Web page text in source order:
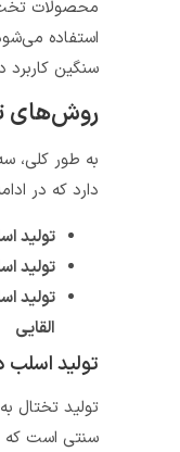
محصولات تخت فولادی،
استفاده می‌شود که در
سنگین کاربرد دارد.
روش‌های تولید
به طور کلی، سه روش
دارد که در ادامه به
تولید اسلب در
تولید اسلب به
تولید اسلب با
تولید اسلب در کوره
تولید تختال به روش
سنتی است که در آن به